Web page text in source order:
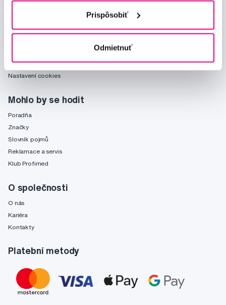
Prispôsobiť
Odmietnuť
Obchodní podmínky
Prohlášení o používání cookies
Ochrana osobních údajů
Nastavení cookies
Mohlo by se hodit
Poradňa
Značky
Slovník pojmů
Reklamace a servis
Klub Profimed
O společnosti
O nás
Kariéra
Kontakty
Platební metody